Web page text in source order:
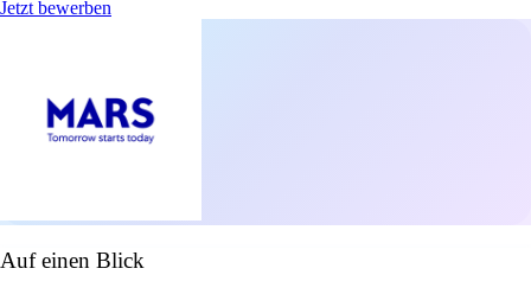
Jetzt bewerben
Auf einen Blick